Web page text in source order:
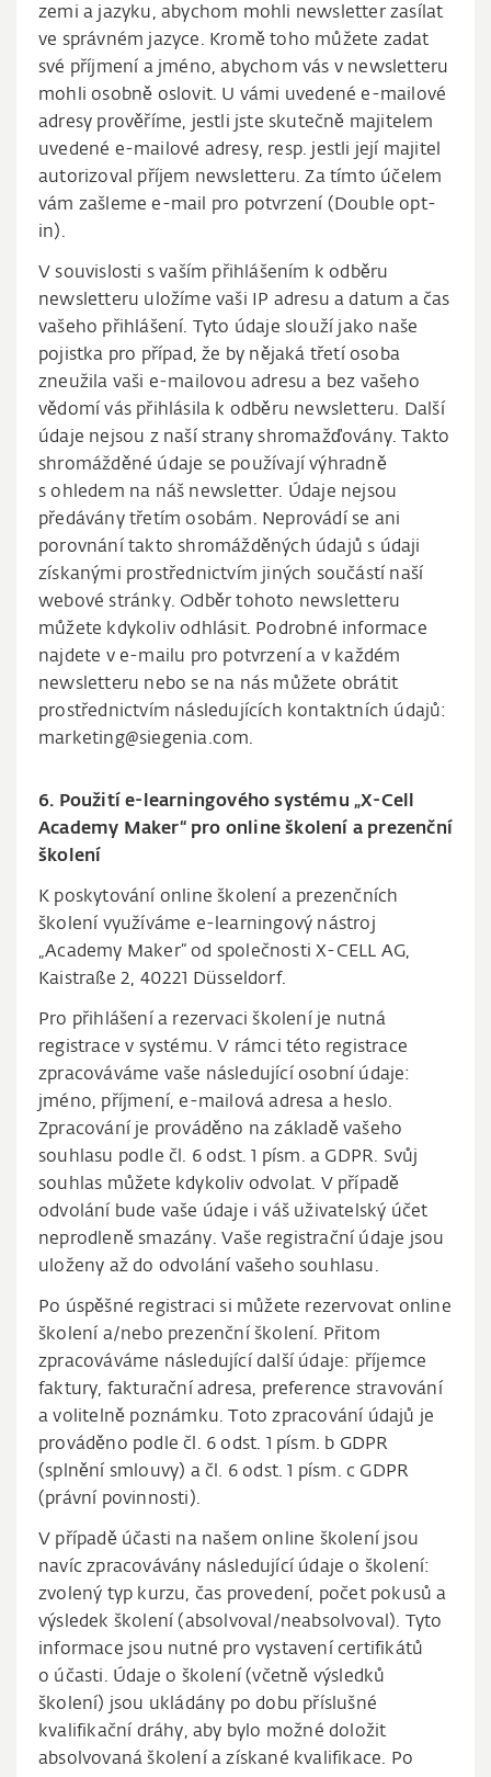
zemi a jazyku, abychom mohli newsletter zasílat
ve správném jazyce. Kromě toho můžete zadat
své příjmení a jméno, abychom vás v newsletteru
mohli osobně oslovit. U vámi uvedené e-mailové
adresy prověříme, jestli jste skutečně majitelem
uvedené e-mailové adresy, resp. jestli její majitel
autorizoval příjem newsletteru. Za tímto účelem
vám zašleme e-mail pro potvrzení (Double opt-
in).
V souvislosti s vaším přihlášením k odběru
newsletteru uložíme vaši IP adresu a datum a čas
vašeho přihlášení. Tyto údaje slouží jako naše
pojistka pro případ, že by nějaká třetí osoba
zneužila vaši e-mailovou adresu a bez vašeho
vědomí vás přihlásila k odběru newsletteru. Další
údaje nejsou z naší strany shromažďovány. Takto
shromážděné údaje se používají výhradně
s ohledem na náš newsletter. Údaje nejsou
předávány třetím osobám. Neprovádí se ani
porovnání takto shromážděných údajů s údaji
získanými prostřednictvím jiných součástí naší
webové stránky. Odběr tohoto newsletteru
můžete kdykoliv odhlásit. Podrobné informace
najdete v e-mailu pro potvrzení a v každém
newsletteru nebo se na nás můžete obrátit
prostřednictvím následujících kontaktních údajů:
marketing@siegenia.com.
6. Použití e-learningového systému „X-Cell
Academy Maker“ pro online školení a prezenční
školení
K poskytování online školení a prezenčních
školení využíváme e-learningový nástroj
„Academy Maker“ od společnosti X-CELL AG,
Kaistraße 2, 40221 Düsseldorf.
Pro přihlášení a rezervaci školení je nutná
registrace v systému. V rámci této registrace
zpracováváme vaše následující osobní údaje:
jméno, příjmení, e-mailová adresa a heslo.
Zpracování je prováděno na základě vašeho
souhlasu podle čl. 6 odst. 1 písm. a GDPR. Svůj
souhlas můžete kdykoliv odvolat. V případě
odvolání bude vaše údaje i váš uživatelský účet
neprodleně smazány. Vaše registrační údaje jsou
uloženy až do odvolání vašeho souhlasu.
Po úspěšné registraci si můžete rezervovat online
školení a/nebo prezenční školení. Přitom
zpracováváme následující další údaje: příjemce
faktury, fakturační adresa, preference stravování
a volitelně poznámku. Toto zpracování údajů je
prováděno podle čl. 6 odst. 1 písm. b GDPR
(splnění smlouvy) a čl. 6 odst. 1 písm. c GDPR
(právní povinnosti).
V případě účasti na našem online školení jsou
navíc zpracovávány následující údaje o školení:
zvolený typ kurzu, čas provedení, počet pokusů a
výsledek školení (absolvoval/neabsolvoval). Tyto
informace jsou nutné pro vystavení certifikátů
o účasti. Údaje o školení (včetně výsledků
školení) jsou ukládány po dobu příslušné
kvalifikační dráhy, aby bylo možné doložit
absolvovaná školení a získané kvalifikace. Po